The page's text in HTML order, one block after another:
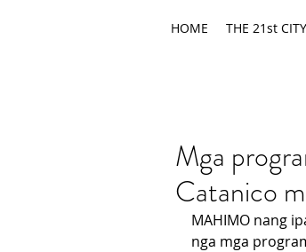
HOME THE 21st
Mga
Catanico
MAHIMO nang
nga mga